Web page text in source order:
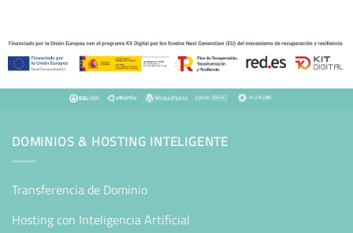
DOMINIOS & HOSTING INTELIGENTE
Transferencia de Dominio
Hosting con Inteligencia Artificial